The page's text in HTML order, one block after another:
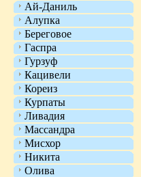
Ай-Даниль
Алупка
Береговое
Гаспра
Гурзуф
Кацивели
Кореиз
Курпаты
Ливадия
Массандра
Мисхор
Никита
Олива